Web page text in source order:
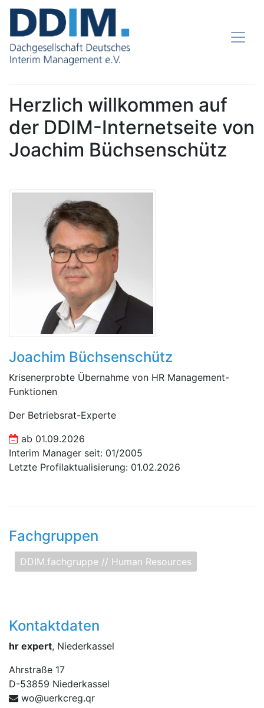
Herzlich willkommen auf
der DDIM-Internetseite von
Joachim Büchsenschütz
Joachim Büchsenschütz
Krisenerprobte Übernahme von HR Management-
Funktionen
Der Betriebsrat-Experte
ab 01.09.2026
Interim Manager seit: 01/2005
Letzte Profilaktualisierung: 01.02.2026
Fachgruppen
DDIM.fachgruppe // Human Resources
Kontaktdaten
hr expert, Niederkassel
Ahrstraße 17
D-53859 Niederkassel
rq
.gerckreu@ow